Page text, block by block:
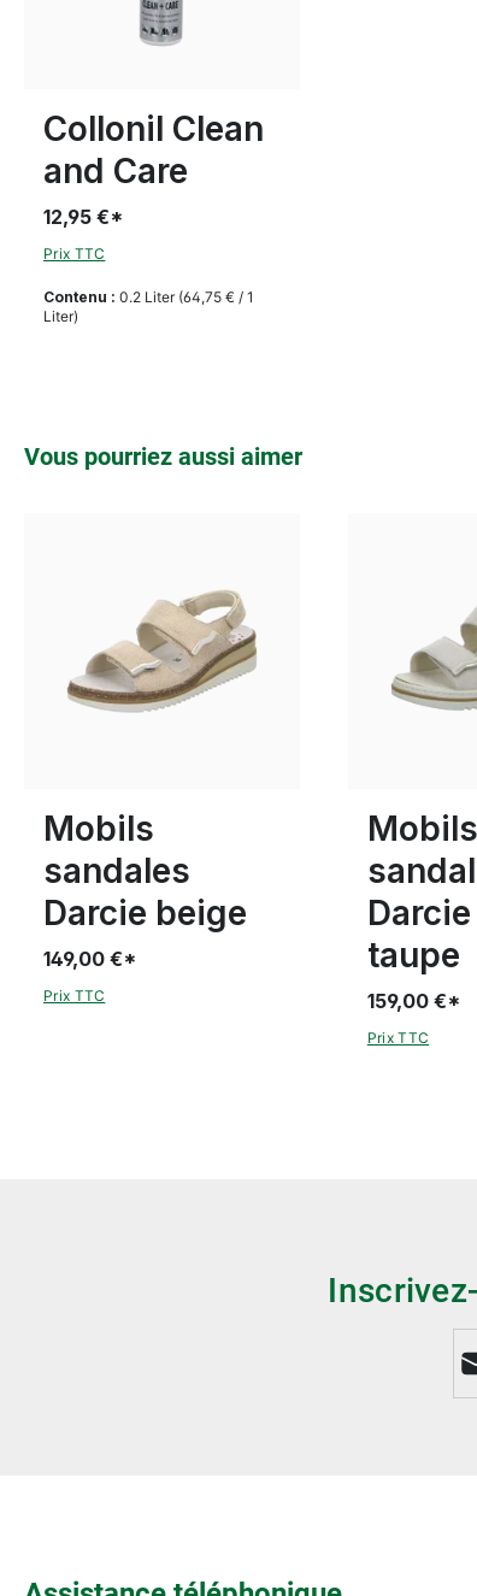
Collonil Clean
and Care
Contenu : 0.2 Liter (64,75 € / 1
Liter)
12,95 €*
Prix TTC
Ignorer la galerie de produits
Vous pourriez aussi aimer
Mobils
sandales
Darcie beige
149,00 €*
Prix TTC
Mobils
taupe
159,00 €*
Prix TTC